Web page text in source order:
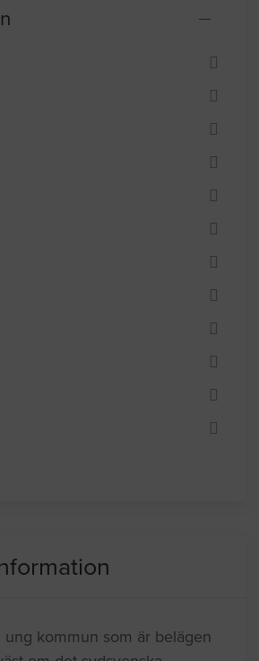
ung kommun som är belägen